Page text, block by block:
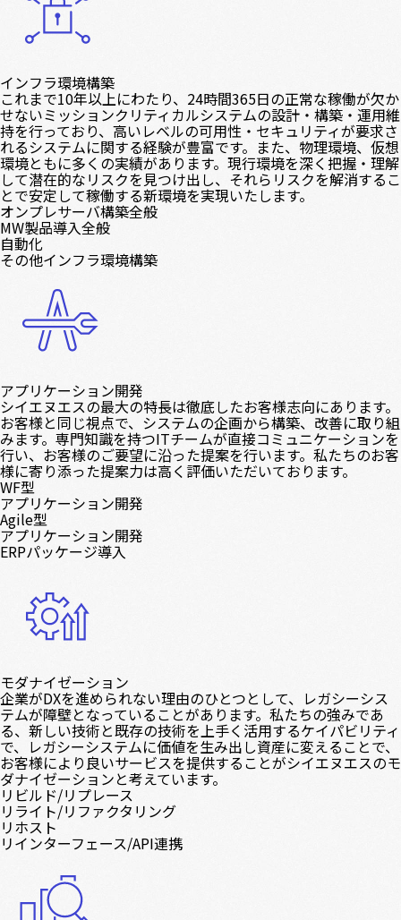
インフラ環境構築
これまで10年以上にわたり、24時間365日の正常な稼働が欠か
せないミッションクリティカルシステムの設計・構築・運用維
持を行っており、高いレベルの可用性・セキュリティが要求さ
れるシステムに関する経験が豊富です。また、物理環境、仮想
環境ともに多くの実績があります。現行環境を深く把握・理解
して潜在的なリスクを見つけ出し、それらリスクを解消するこ
とで安定して稼働する新環境を実現いたします。
オンプレサーバ構築全般
MW製品導入全般
自動化
その他インフラ環境構築
アプリケーション開発
シイエヌエスの最⼤の特⻑は徹底したお客様志向にあります。
お客様と同じ視点で、システムの企画から構築、改善に取り組
みます。専門知識を持つITチームが直接コミュニケーションを
行い、お客様のご要望に沿った提案を行います。私たちのお客
様に寄り添った提案力は高く評価いただいております。
WF型
アプリケーション開発
Agile型
アプリケーション開発
ERPパッケージ導入
モダナイゼーション
企業がDXを進められない理由のひとつとして、レガシーシス
テムが障壁となっていることがあります。私たちの強みであ
る、新しい技術と既存の技術を上手く活用するケイパビリティ
で、レガシーシステムに価値を生み出し資産に変えることで、
お客様により良いサービスを提供することがシイエヌエスのモ
ダナイゼーションと考えています。
リビルド/リプレース
リライト/リファクタリング
リホスト
リインターフェース/API連携